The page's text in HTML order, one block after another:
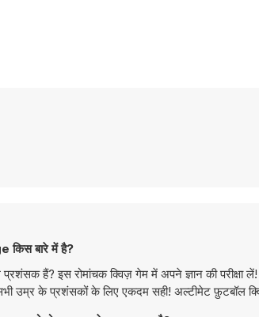
बारे में है?
हैं? इस रोमांचक क्विज़ गेम में अपने ज्ञान की परीक्षा
उम्र के प्रशंसकों के लिए एकदम सही! अल्टीमेट फ़ुटबॉल